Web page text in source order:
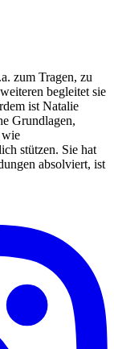
zum Tragen, zu
begleitet sie
ist Natalie
Grundlagen,
wie
stützen. Sie hat
absolviert, ist